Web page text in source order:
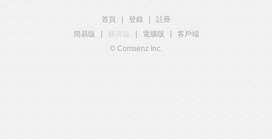
首頁 登錄
註冊
簡易版
觸屏版 電腦版
客戶端
© Comsenz Inc.